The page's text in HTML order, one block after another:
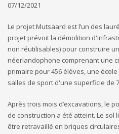
07/12/2021
Le projet Mutsaard est l’un des
projet prévoit la démolition
non réutilisables) pour construire
néerlandophone comprenant une
primaire pour 456 élèves, une
salles de sport d'une superficie de
Après trois mois d’excavations, le
de construction a été atteint. Le
être retravaillé en briques